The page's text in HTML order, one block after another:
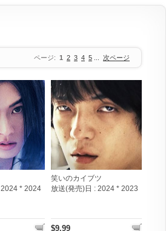
ページ: 1 2 3 4 5 次ページ
2024 * 2024
笑いのカイブツ
放送(発売)日 : 2024 * 2023
$9.99